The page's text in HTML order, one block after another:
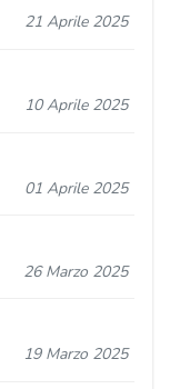
21 Aprile 2025
10 Aprile 2025
01 Aprile 2025
26 Marzo 2025
19 Marzo 2025